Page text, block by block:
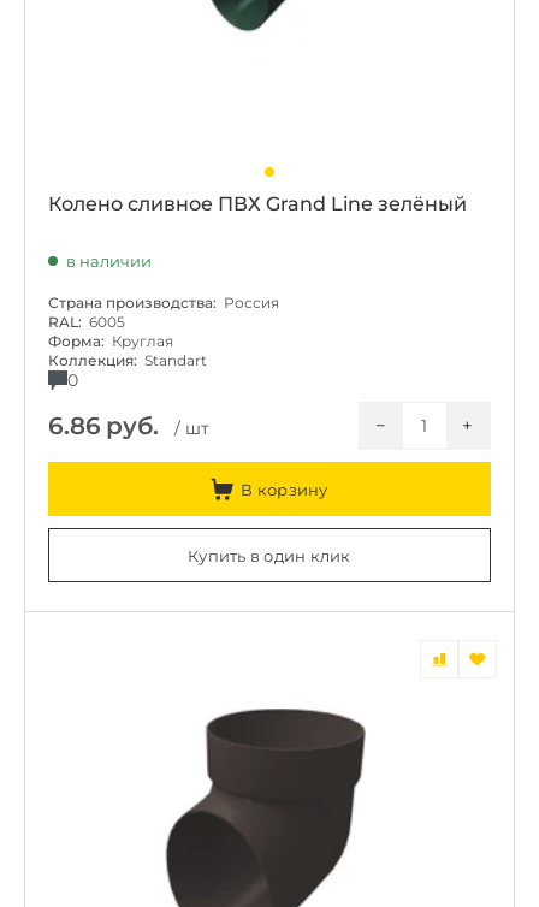
Колено сливное ПВХ Grand Line зелёный
в наличии
Страна производства: Россия
RAL: 6005
Форма: Круглая
Коллекция: Standart
0
/ шт
6.86 руб. +
−
В корзину
Купить в один клик